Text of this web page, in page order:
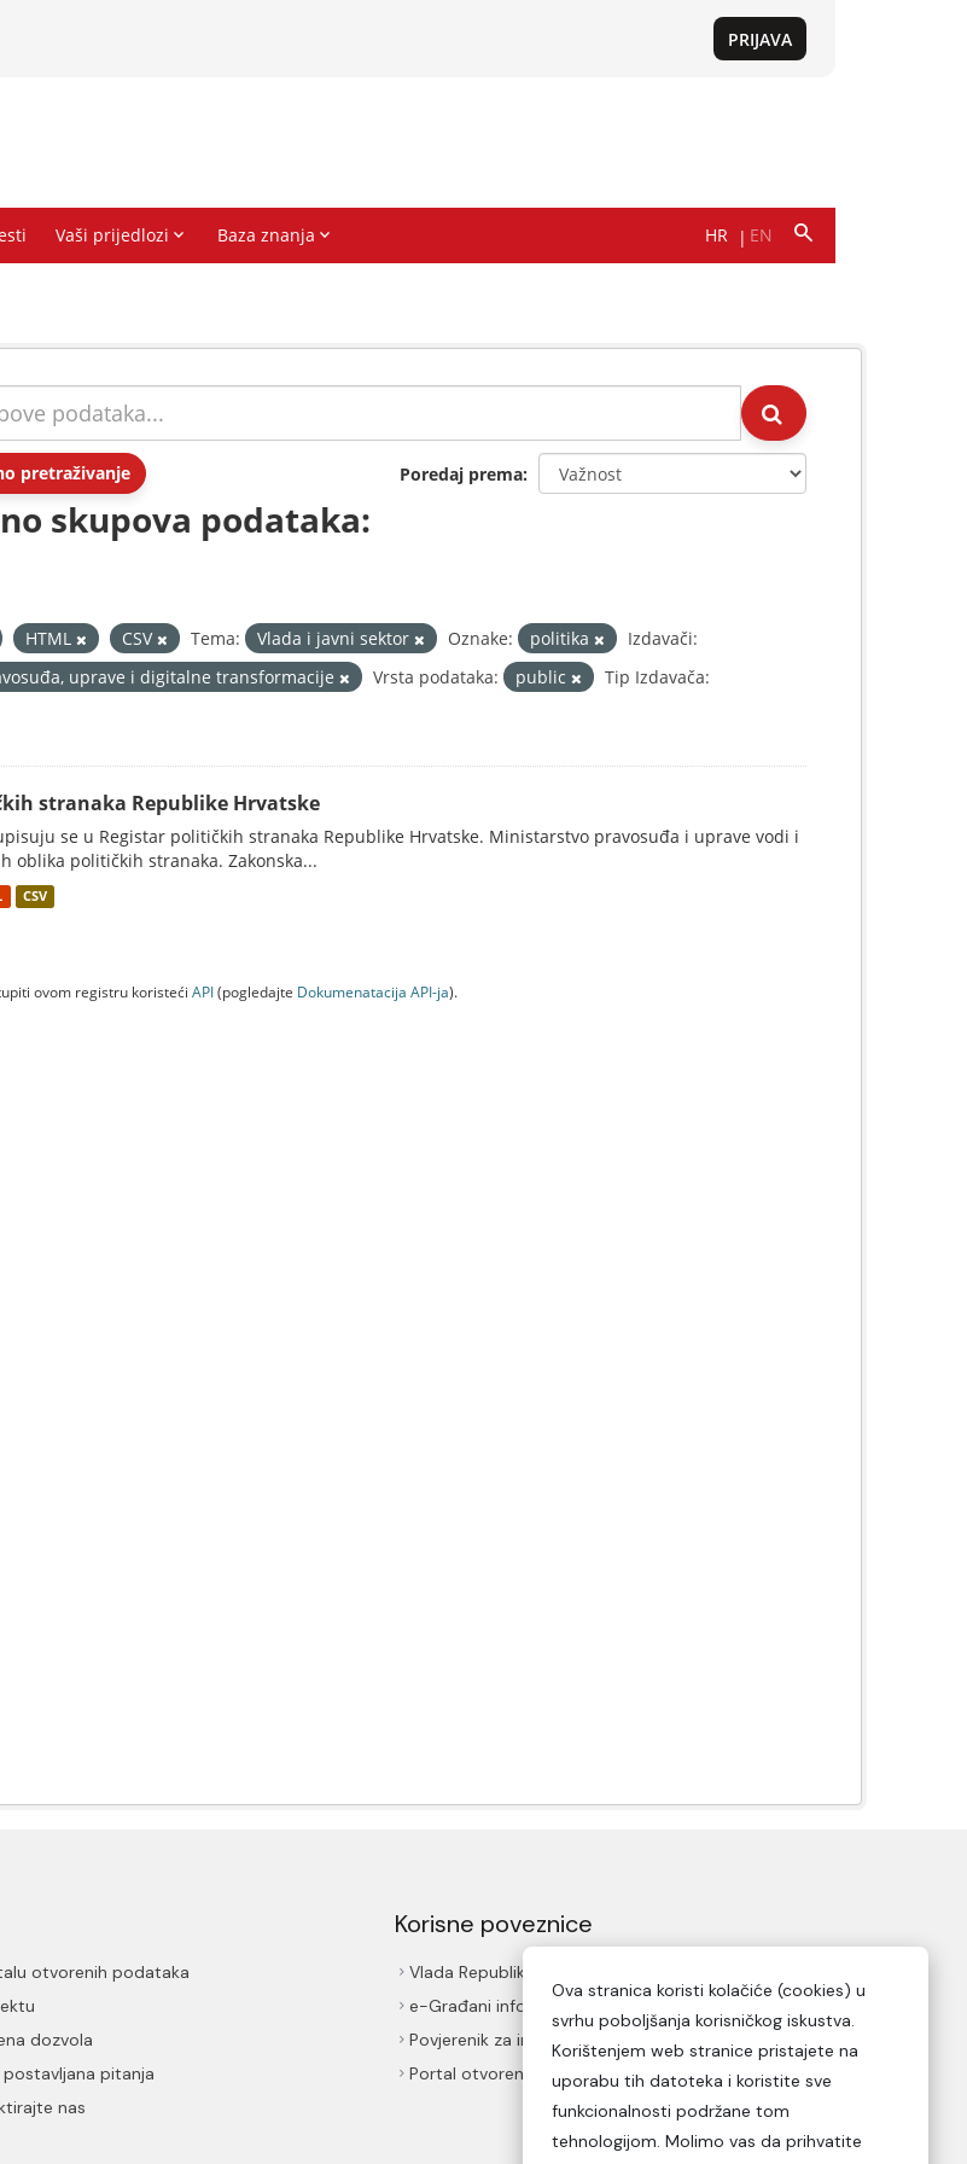
pretraživanje Poredaj prema
skupova podataka:
HTML CSV Tema: Vlada i javni sektor Oznake: politika
Izdavači:
uprave i digitalne transformacije
Vrsta podataka: public
Tip Izdavača:
stranaka Republike Hrvatske
se u Registar političkih stranaka Republike Hrvatske. Ministarstvo pravosuđa i uprave vodi i
oblika političkih stranaka. Zakonska...
CSV
ovom registru koristeći API(pogledajte Dokumenаtаcijа API-jа).